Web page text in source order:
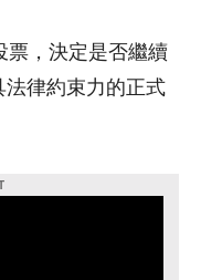
票，決定是否繼續
律約束力的正式